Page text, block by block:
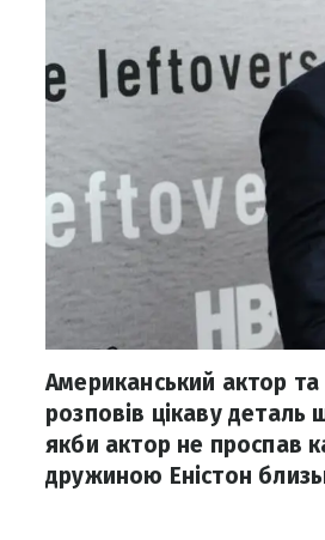
Американський актор
розповів цікаву деталь
якби актор не проспав
дружиною Еністон